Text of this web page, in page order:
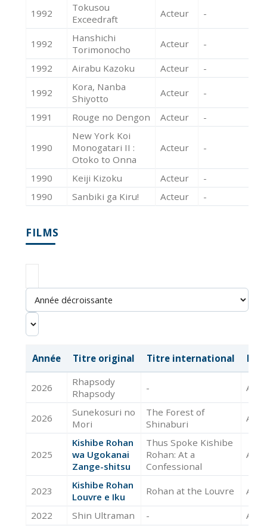
1992
Tokusou
Exceedraft
Acteur -
1992
Hanshichi
Torimonocho
Acteur -
1992 Airabu Kazoku Acteur -
1992
Kora, Nanba
Shiyotto
Acteur -
1991 Rouge no Dengon Acteur -
1990
New York Koi
Monogatari II :
Otoko to Onna
Acteur -
1990 Keiji Kizoku Acteur
-
1990
Sanbiki ga Kiru! Acteur -
FILMS
Année Titre original Titre international
2026
Rhapsody
Rhapsody
-
2026
Sunekosuri no
Mori
The Forest of
Shinaburi
2025
Kishibe Rohan
wa Ugokanai
Zange-shitsu
Thus Spoke Kishibe
Rohan: At a
Confessional
2023
Kishibe Rohan
Louvre e Iku
Rohan at the Louvre
2022 Shin Ultraman -